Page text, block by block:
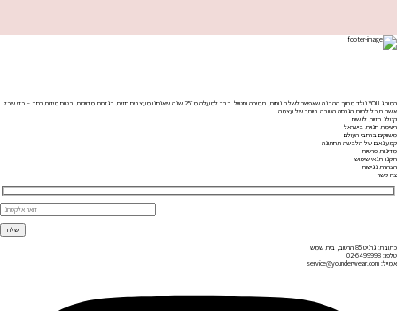
המותג YOU נולד מתוך ההבנה שאפשר לשלב נוחות, תמיכה וסטייל. כבר למעלה מ־25 שנה שאנחנו מעצבים חזיות בגזרות מדויקות ובטווח מידות רחב – כדי שכל
אישה תוכל להיות הגרסה הטובה ביותר של עצמה.
קטלוג חזיות לנשים
רשימת חנויות בישראל
משווקים ברחבי העולם
קמעונאים של הלבשה תחתונה
מדיניות פרטיות
תקנון תנאי שימוש
הצהרת נגישות
צרו קשר
כתובת: גרניט 85 הרטוב, בית שמש
טלפון: 02-6499998
אימייל: service@younderwear.com